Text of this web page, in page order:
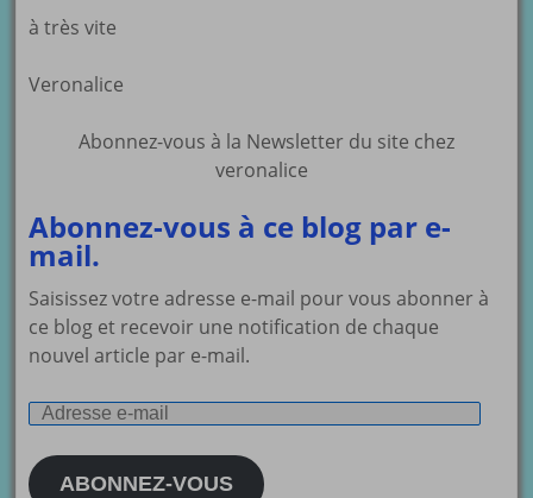
à très vite
Veronalice
Abonnez-vous à la Newsletter du site chez
veronalice
Abonnez-vous à ce blog par e-
mail.
Saisissez votre adresse e-mail pour vous abonner à
ce blog et recevoir une notification de chaque
nouvel article par e-mail.
Adresse
mail
ABONNEZ-VOUS